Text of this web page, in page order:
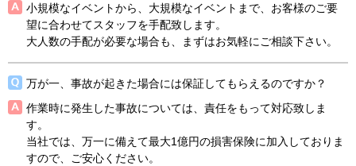
小規模なイベントから、大規模なイベントまで、お客様のご要
望に合わせてスタッフを手配致します。
大人数の手配が必要な場合も、まずはお気軽にご相談下さい。
万が一、事故が起きた場合には保証してもらえるのですか？
作業時に発生した事故については、責任をもって対応致しま
す。
当社では、万一に備えて最大1億円の損害保険に加入しておりま
すので、ご安心ください。